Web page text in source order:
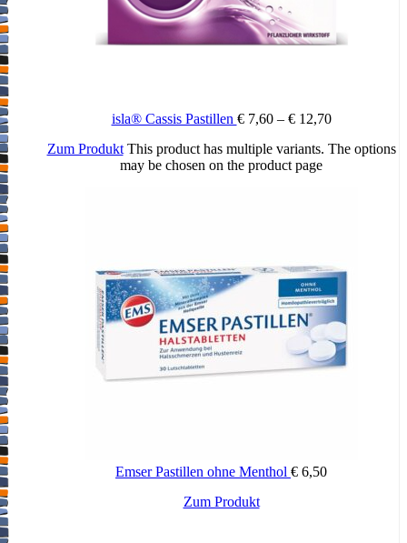
isla® Cassis Pastillen €7,60– €12,70
Zum Produkt This product has multiple variants. The options
may be chosen on the product page
Emser Pastillen ohne Menthol € 6,50
Zum Produkt